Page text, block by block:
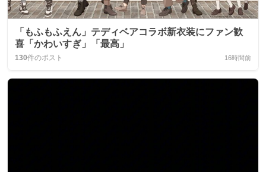
「もふもふえん」テディベアコラボ新衣装にファン歓
喜「かわいすぎ」「最高」
130件のポスト 16時間前